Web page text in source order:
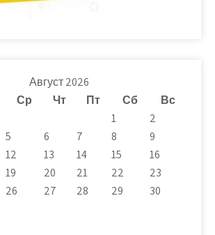
Август 2026
Ср Чт Пт Сб
Вс
1
2
5 6 7 8
9
12 13 14 15
16
19 20 21 22
23
26 27 28 29
30